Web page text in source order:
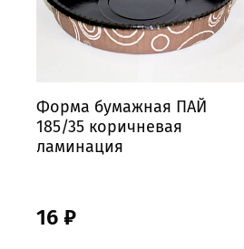
Форма бумажная ПАЙ
185/35 коричневая
ламинация
16 ₽